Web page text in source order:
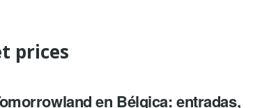
prices
en Bélgica: entradas,